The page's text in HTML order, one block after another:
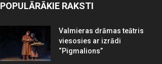
POPULĀRĀKIE RAKSTI
Valmieras drāmas teātris
viesosies ar izrādi
“Pigmalions”